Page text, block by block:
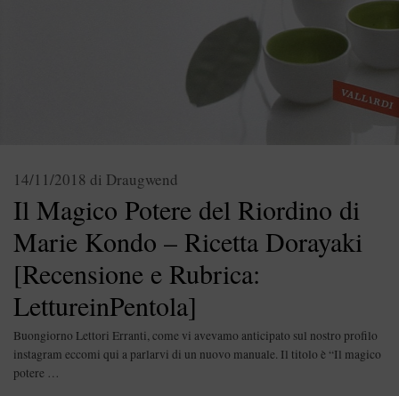
Il Magico Potere del Riordino di
Marie Kondo – Ricetta Dorayaki
[Recensione e Rubrica:
LettureinPentola]
14/11/2018 di Draugwend
Buongiorno Lettori Erranti, come vi avevamo anticipato sul nostro profilo
instagram eccomi qui a parlarvi di un nuovo manuale. Il titolo è “Il magico
potere …